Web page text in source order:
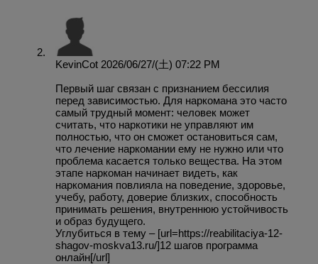
KevinCot 2026/06/27/(土) 07:22 PM
Первый шаг связан с признанием бессилия
перед зависимостью. Для наркомана это часто
самый трудный момент: человек может
считать, что наркотики не управляют им
полностью, что он сможет остановиться сам,
что лечение наркомании ему не нужно или что
проблема касается только вещества. На этом
этапе наркоман начинает видеть, как
наркомания повлияла на поведение, здоровье,
учебу, работу, доверие близких, способность
принимать решения, внутреннюю устойчивость
и образ будущего.
Углубиться в тему – [url=https://reabilitaciya-12-
shagov-moskva13.ru/]12 шагов программа
онлайн[/url]